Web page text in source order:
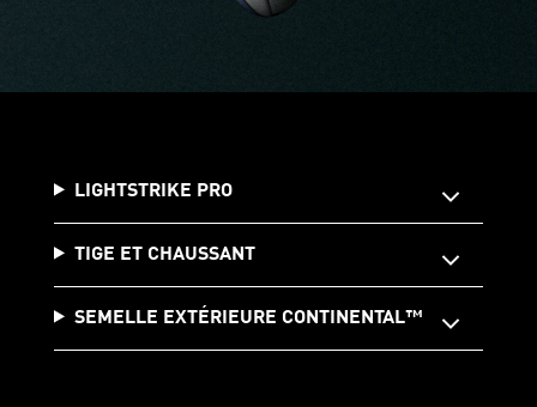
LIGHTSTRIKE PRO
TIGE ET CHAUSSANT
SEMELLE EXTÉRIEURE CONTINENTAL™️